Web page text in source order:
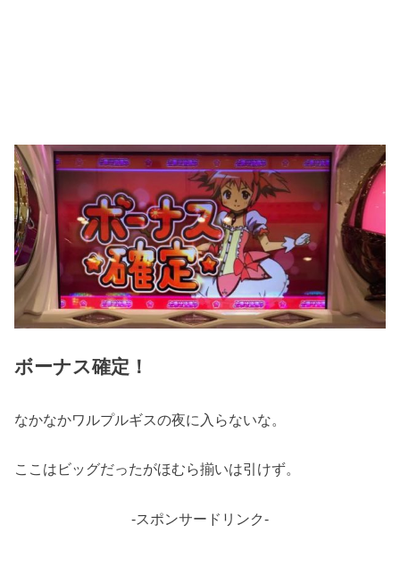
ボーナス確定！
なかなかワルプルギスの夜に入らないな。
ここはビッグだったがほむら揃いは引けず。
-スポンサードリンク-